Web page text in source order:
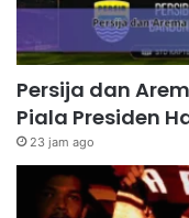
Persija dan
Piala Presiden
23 jam ago